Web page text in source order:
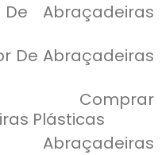
Abraçadeiras
De Abraçadeiras
Comprar
Plásticas
Abraçadeiras